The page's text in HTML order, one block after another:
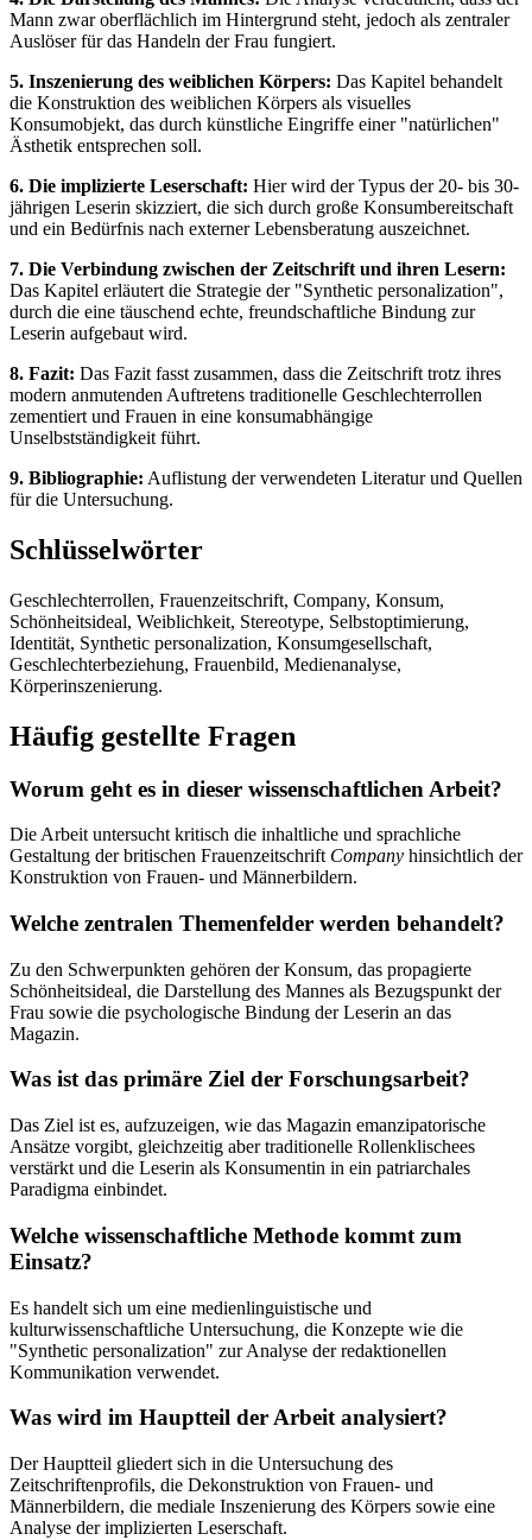
Mann zwar oberflächlich im Hintergrund steht, jedoch als zentraler
Auslöser für das Handeln der Frau fungiert.
5. Inszenierung des weiblichen Körpers: Das Kapitel behandelt
die Konstruktion des weiblichen Körpers als visuelles
Konsumobjekt, das durch künstliche Eingriffe einer "natürlichen"
Ästhetik entsprechen soll.
6. Die implizierte Leserschaft: Hier wird der Typus der 20- bis 30-
jährigen Leserin skizziert, die sich durch große Konsumbereitschaft
und ein Bedürfnis nach externer Lebensberatung auszeichnet.
7. Die Verbindung zwischen der Zeitschrift und ihren Lesern:
Das Kapitel erläutert die Strategie der "Synthetic personalization",
durch die eine täuschend echte, freundschaftliche Bindung zur
Leserin aufgebaut wird.
8. Fazit: Das Fazit fasst zusammen, dass die Zeitschrift trotz ihres
modern anmutenden Auftretens traditionelle Geschlechterrollen
zementiert und Frauen in eine konsumabhängige
Unselbstständigkeit führt.
9. Bibliographie: Auflistung der verwendeten Literatur und Quellen
für die Untersuchung.
Schlüsselwörter
Geschlechterrollen, Frauenzeitschrift, Company, Konsum,
Schönheitsideal, Weiblichkeit, Stereotype, Selbstoptimierung,
Identität, Synthetic personalization, Konsumgesellschaft,
Geschlechterbeziehung, Frauenbild, Medienanalyse,
Körperinszenierung.
Häufig gestellte Fragen
Worum geht es in dieser wissenschaftlichen Arbeit?
Die Arbeit untersucht kritisch die inhaltliche und sprachliche
Gestaltung der britischen Frauenzeitschrift Company hinsichtlich der
Konstruktion von Frauen- und Männerbildern.
Welche zentralen Themenfelder werden behandelt?
Zu den Schwerpunkten gehören der Konsum, das propagierte
Schönheitsideal, die Darstellung des Mannes als Bezugspunkt der
Frau sowie die psychologische Bindung der Leserin an das
Magazin.
Was ist das primäre Ziel der Forschungsarbeit?
Das Ziel ist es, aufzuzeigen, wie das Magazin emanzipatorische
Ansätze vorgibt, gleichzeitig aber traditionelle Rollenklischees
verstärkt und die Leserin als Konsumentin in ein patriarchales
Paradigma einbindet.
Welche wissenschaftliche Methode kommt zum
Einsatz?
Es handelt sich um eine medienlinguistische und
kulturwissenschaftliche Untersuchung, die Konzepte wie die
"Synthetic personalization" zur Analyse der redaktionellen
Kommunikation verwendet.
Was wird im Hauptteil der Arbeit analysiert?
Der Hauptteil gliedert sich in die Untersuchung des
Zeitschriftenprofils, die Dekonstruktion von Frauen- und
Männerbildern, die mediale Inszenierung des Körpers sowie eine
Analyse der implizierten Leserschaft.